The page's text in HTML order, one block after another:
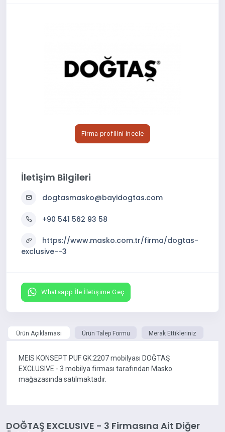
Firma profilini incele
İletişim Bilgileri
dogtasmasko@bayidogtas.com
+90 541 562 93 58
https://www.masko.com.tr/firma/dogtas-
exclusive--3
Whatsapp İle İletişime Geç
Ürün Açıklaması Ürün Talep Formu Merak Ettikleriniz
MEIS KONSEPT PUF GK:2207 mobilyası DOĞTAŞ
EXCLUSIVE - 3 mobilya firması tarafından Masko
mağazasında satılmaktadır.
DOĞTAŞ EXCLUSIVE - 3 Firmasına Ait Diğer